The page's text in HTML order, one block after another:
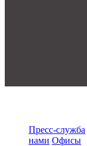
Пресс-служба
нами Офисы